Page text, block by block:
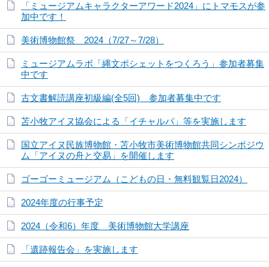
「ミュージアムキャラクターアワード2024」にトマモスが参
加中です！
美術博物館祭 2024（7/27～7/28）
ミュージアムラボ「縄文ポシェットをつくろう」参加者募集
中です
古文書解読講座初級編(全5回) 参加者募集中です
苫小牧アイヌ協会による「イチャルパ」等を実施します
国立アイヌ民族博物館・苫小牧市美術博物館共同シンポジウ
ム「アイヌの舟と交易」を開催します
ゴーゴーミュージアム（こどもの日・無料観覧日2024）
2024年度の行事予定
2024（令和6）年度 美術博物館大学講座
「遺跡報告会」を実施します